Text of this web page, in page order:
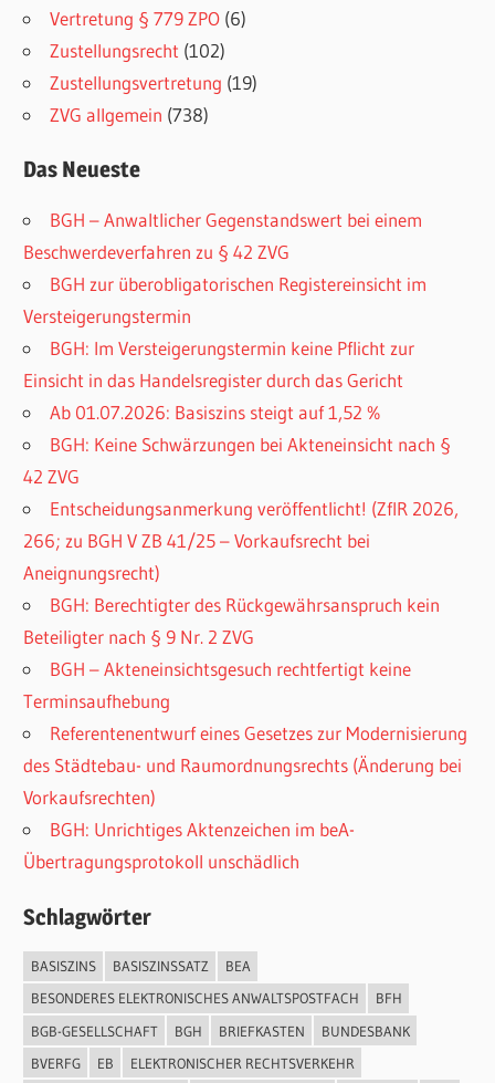
Vertretung § 779 ZPO (6)
Zustellungsrecht (102)
Zustellungsvertretung (19)
ZVG allgemein (738)
Das Neueste
BGH – Anwaltlicher Gegenstandswert bei einem
Beschwerdeverfahren zu § 42 ZVG
BGH zur überobligatorischen Registereinsicht im
Versteigerungstermin
BGH: Im Versteigerungstermin keine Pflicht zur
Einsicht in das Handelsregister durch das Gericht
Ab 01.07.2026: Basiszins steigt auf 1,52 %
BGH: Keine Schwärzungen bei Akteneinsicht nach §
42 ZVG
Entscheidungsanmerkung veröffentlicht! (ZfIR 2026,
266; zu BGH V ZB 41/25 – Vorkaufsrecht bei
Aneignungsrecht)
BGH: Berechtigter des Rückgewährsanspruch kein
Beteiligter nach § 9 Nr. 2 ZVG
BGH – Akteneinsichtsgesuch rechtfertigt keine
Terminsaufhebung
Referentenentwurf eines Gesetzes zur Modernisierung
des Städtebau- und Raumordnungsrechts (Änderung bei
Vorkaufsrechten)
BGH: Unrichtiges Aktenzeichen im beA-
Übertragungsprotokoll unschädlich
Schlagwörter
BASISZINS BASISZINSSATZ
BEA
BESONDERES ELEKTRONISCHES ANWALTSPOSTFACH
BFH
BGB-GESELLSCHAFT
BGH BRIEFKASTEN
BUNDESBANK
BVERFG
EB ELEKTRONISCHER RECHTSVERKEHR